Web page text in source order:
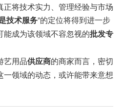
将技术实力、管理经验与市场
技术服务”的定位将得到进一步
能成为该领域不容忽视的批发专
艺用品供应商的商家而言，密切
一领域的动态，或许能带来意想